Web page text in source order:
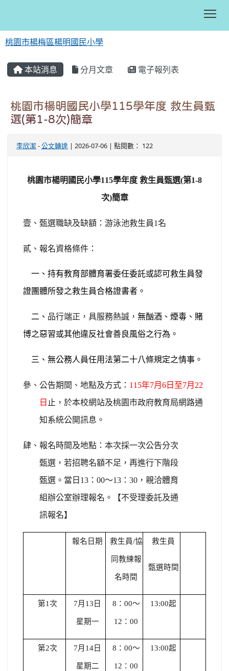
桃園市楊梅區楊明國民小學
本站消息 分月文章 電子報列表
桃園市楊明國民小學115學年度 救生員甄
選(第1-8次)簡章
李欣潔 -公文轉達 | 2026-07-06 | 點閱數： 122
桃園市楊明國民小學115學年度 救生員甄選(第1-8
次)簡章
壹 、甄選職缺及缺額：游泳池救生員1名
貳、 報名資格條件：
一、持有教育部體育署委任委託或認可救生員發
證團體所發之救生員合格證書者。
二、 品行端正，具服務熱誠， 無酗酒、煙毒、賭
博之惡習或其他違反社會善良風俗之行為。
三、無公務人員任用法第二十八條規定之情事。
參、 公告期間、地點及方式： 115年7月6日至7月22
日 止，於本校網站及桃園市政府教育局網路通
知系統公開訊息。
肆、報名時間及地點：本次採一次公告分次
甄選，若招聘名額不足，再進行下階段
甄選。當日13：00～13：30，親洽體育
組辦公室辦理報名。【不受理委託及通
訊報名】
報名日期 救生員/協
同教練報
名時間
救生員
甄選時間
第1次 7月13日
星期一
8 ：00～
12：00
13:00起
第2次 7月14日
星期二
8 ：00～
12：00
13:00起